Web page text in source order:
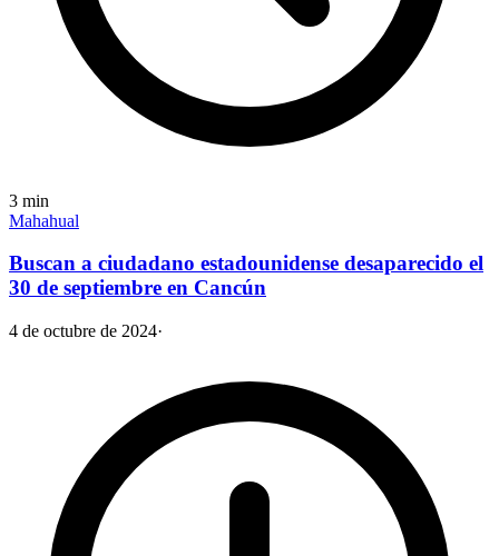
3 min
Mahahual
Buscan a ciudadano estadounidense desaparecido el
30 de septiembre en Cancún
4 de octubre de 2024·